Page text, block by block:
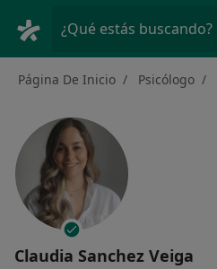
¿Qué estás buscando?
Página De Inicio Psicólogo
Claudia Sanchez Veiga